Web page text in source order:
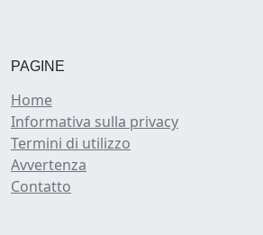
PAGINE
Home
Informativa sulla privacy
Termini di utilizzo
Avvertenza
Contatto